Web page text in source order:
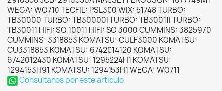
WEGA: WO710 TECFIL: PSL300 WIX: 51748 TURBO:
TB30000 TURBO: TB30000I TURBO: TB30011I TURBO:
TB30011 HIFI: SO 10011 HIFI: SO 3000 CUMMINS: 3825970
CUMMINS: 3318853 KOMATSU: CULF3000 KOMATSU:
CU3318853 KOMATSU: 6742014120 KOMATSU:
6742012430 KOMATSU: 1295224H1 KOMATSU:
1294153H91 KOMATSU: 1294153H1 WEGA: WO711
Consultanos por este articulo